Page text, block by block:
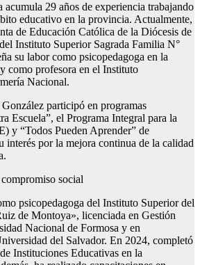
acumula 29 años de experiencia trabajando
educativo en la provincia. Actualmente,
de Educación Católica de la Diócesis de
Instituto Superior Sagrada Familia N°
su labor como psicopedagoga en la
como profesora en el Instituto
Nacional.
participó en programas
Escuela”, el Programa Integral para la
y “Todos Pueden Aprender” de
interés por la mejora continua de la calidad
social
psicopedagoga del Instituto Superior del
de Montoya», licenciada en Gestión
Nacional de Formosa y en
del Salvador. En 2024, completó
Instituciones Educativas en la